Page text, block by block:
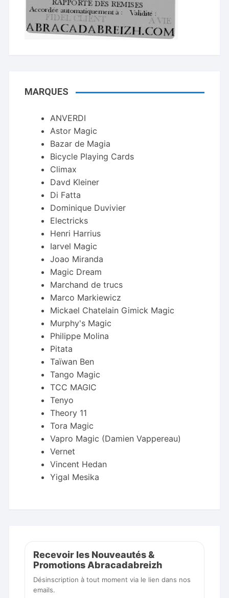
MARQUES
ANVERDI
Astor Magic
Bazar de Magia
Bicycle Playing Cards
Climax
Davd Kleiner
Di Fatta
Dominique Duvivier
Electricks
Henri Harrius
Iarvel Magic
Joao Miranda
Magic Dream
Marchand de trucs
Marco Markiewicz
Mickael Chatelain Gimick Magic
Murphy's Magic
Philippe Molina
Pitata
Taïwan Ben
Tango Magic
TCC MAGIC
Tenyo
Theory 11
Tora Magic
Vapro Magic (Damien Vappereau)
Vernet
Vincent Hedan
Yigal Mesika
Recevoir les Nouveautés &
Promotions Abracadabreizh
Désinscription à tout moment via le lien dans nos
emails.